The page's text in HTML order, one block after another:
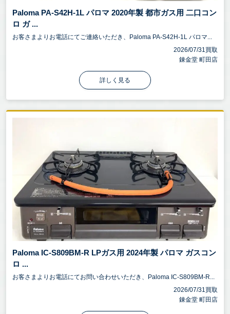
Paloma PA-S42H-1L パロマ 2020年製 都市ガス用 二口コン
ロ ガ ...
お客さまよりお電話にてご連絡いただき、Paloma PA-S42H-1L パロマ...
2026/07/31買取
錬金堂 町田店
詳しく見る
Paloma IC-S809BM-R LPガス用 2024年製 パロマ ガスコン
ロ ...
お客さまよりお電話にてお問い合わせいただき、Paloma IC-S809BM-R...
2026/07/31買取
錬金堂 町田店